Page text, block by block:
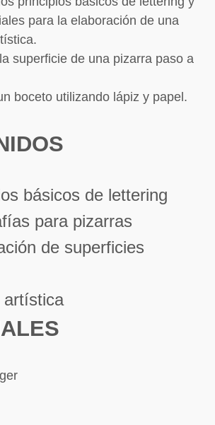
para la elaboración de una
superficie de una pizarra paso a
boceto utilizando lápiz y papel.
básicos de lettering
para pizarras
de superficies
artística